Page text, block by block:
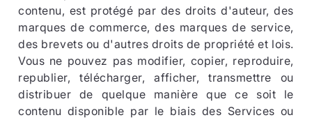
contenu, est protégé par des droits d'auteur, des
marques de commerce, des marques de service,
des brevets ou d'autres droits de propriété et lois.
Vous ne pouvez pas modifier, copier, reproduire,
republier, télécharger, afficher, transmettre ou
distribuer de quelque manière que ce soit le
contenu disponible par le biais des Services ou